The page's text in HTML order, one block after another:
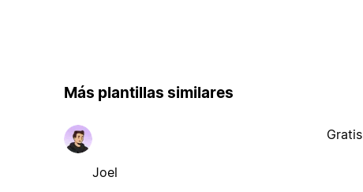
Más plantillas similares
Joel
Gratis